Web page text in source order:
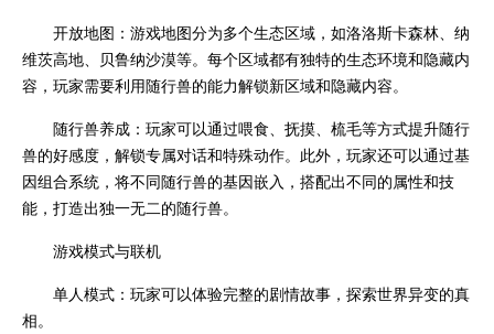
开放地图：游戏地图分为多个生态区域，如洛洛斯卡森林、纳
维茨高地、贝鲁纳沙漠等。每个区域都有独特的生态环境和隐藏内
容，玩家需要利用随行兽的能力解锁新区域和隐藏内容。
随行兽养成：玩家可以通过喂食、抚摸、梳毛等方式提升随行
兽的好感度，解锁专属对话和特殊动作。此外，玩家还可以通过基
因组合系统，将不同随行兽的基因嵌入，搭配出不同的属性和技
能，打造出独一无二的随行兽。
游戏模式与联机
单人模式：玩家可以体验完整的剧情故事，探索世界异变的真
相。